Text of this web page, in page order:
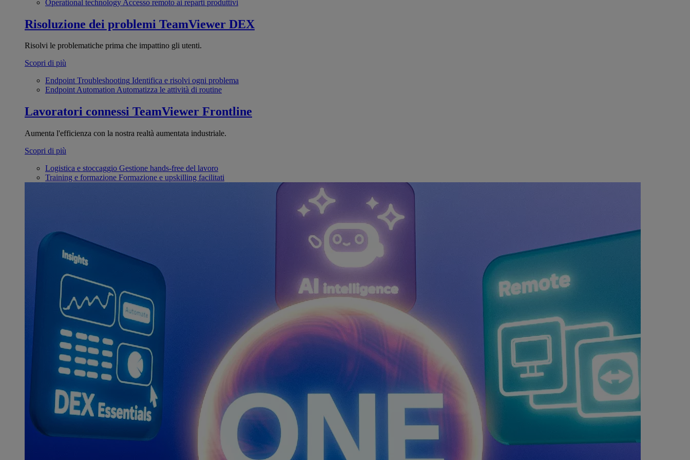
Operational technology Accesso remoto ai reparti produttivi
Risoluzione dei problemi TeamViewer DEX
Risolvi le problematiche prima che impattino gli utenti.
Scopri di più
Endpoint Troubleshooting Identifica e risolvi ogni problema
Endpoint AutomationAutomatizza le attività di routine
Lavoratori connessi TeamViewer Frontline
Aumenta l'efficienza con la nostra realtà aumentata industriale.
Scopri di più
Logistica e stoccaggio Gestione hands-free del lavoro
Training e formazione Formazione e upskilling facilitati